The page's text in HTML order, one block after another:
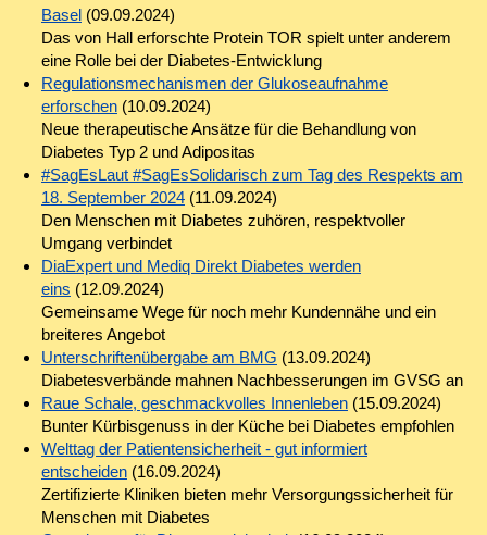
Basel(09.09.2024)
Das von Hall erforschte Protein TOR spielt unter anderem
eine Rolle bei der Diabetes-Entwicklung
Regulationsmechanismen der Glukoseaufnahme
erforschen(10.09.2024)
Neue therapeutische Ansätze für die Behandlung von
Diabetes Typ 2 und Adipositas
#SagEsLaut #SagEsSolidarisch zum Tag des Respekts am
18. September 2024(11.09.2024)
Den Menschen mit Diabetes zuhören, respektvoller
Umgang verbindet
DiaExpert und Mediq Direkt Diabetes werden
eins (12.09.2024)
Gemeinsame Wege für noch mehr Kundennähe und ein
breiteres Angebot
Unterschriftenübergabe am BMG (13.09.2024)
Diabetesverbände mahnen Nachbesserungen im GVSG an
Raue Schale, geschmackvolles Innenleben(15.09.2024)
Bunter Kürbisgenuss in der Küche bei Diabetes empfohlen
Welttag der Patientensicherheit - gut informiert
entscheiden(16.09.2024)
Zertifizierte Kliniken bieten mehr Versorgungssicherheit für
Menschen mit Diabetes